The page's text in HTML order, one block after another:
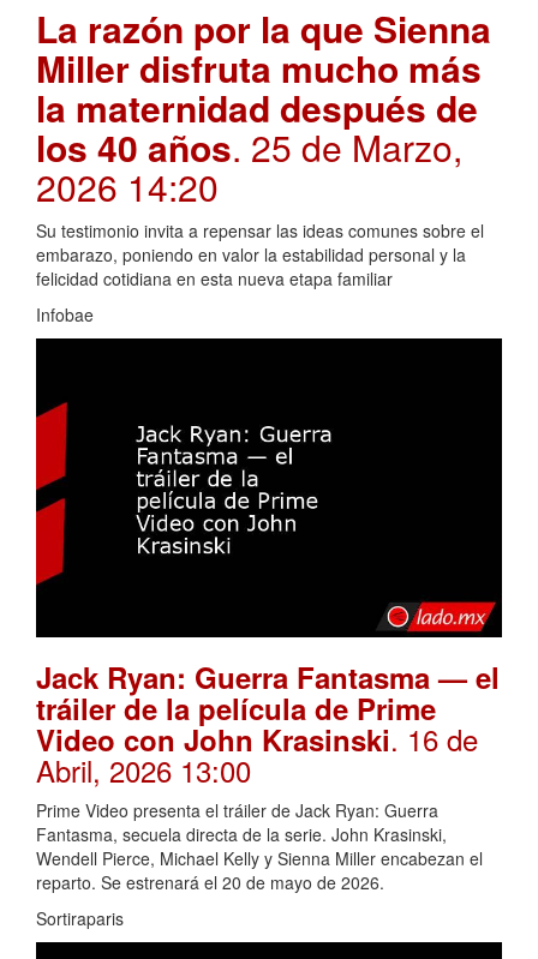
La razón por la que Sienna
Miller disfruta mucho más
la maternidad después de
los 40 años. 25 de Marzo,
2026 14:20
Su testimonio invita a repensar las ideas comunes sobre el
embarazo, poniendo en valor la estabilidad personal y la
felicidad cotidiana en esta nueva etapa familiar
Infobae
Jack Ryan: Guerra Fantasma — el
tráiler de la película de Prime
Video con John Krasinski. 16 de
Abril, 2026 13:00
Prime Video presenta el tráiler de Jack Ryan: Guerra
Fantasma, secuela directa de la serie. John Krasinski,
Wendell Pierce, Michael Kelly y Sienna Miller encabezan el
reparto. Se estrenará el 20 de mayo de 2026.
Sortiraparis